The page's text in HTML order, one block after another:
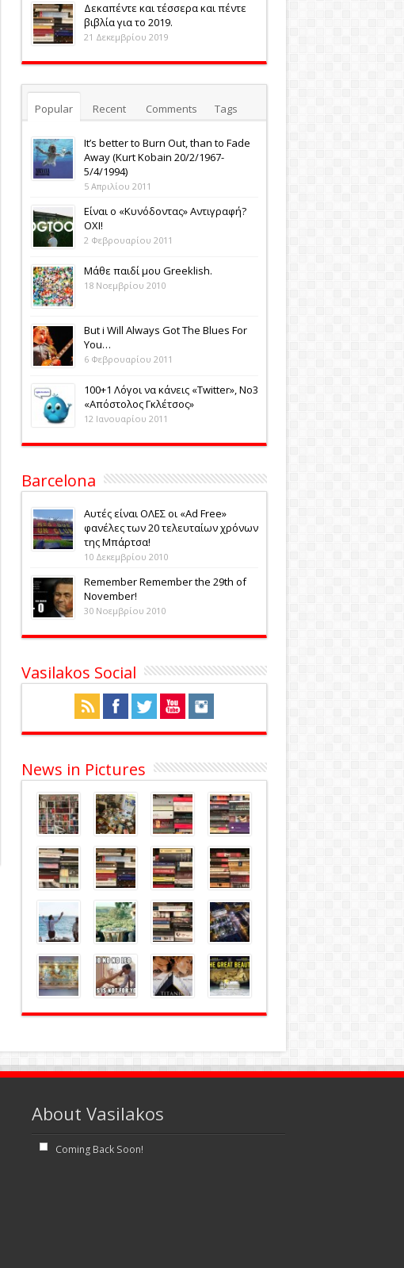
Δεκαπέντε και τέσσερα και πέντε
βιβλία για το 2019.
21 Δεκεμβρίου 2019
Popular Recent Comments Tags
It’s better to Burn Out, than to Fade
Away (Κurt Kobain 20/2/1967-
5/4/1994)
5 Απριλίου 2011
Eίναι ο «Κυνόδοντας» Αντιγραφή?
ΟΧΙ!
2 Φεβρουαρίου 2011
Μάθε παιδί μου Greeklish.
18 Νοεμβρίου 2010
Βut i Will Always Got The Blues For
You…
6 Φεβρουαρίου 2011
100+1 Λόγοι να κάνεις «Twitter», No3
«Aπόστολος Γκλέτσος»
12 Ιανουαρίου 2011
Barcelona
Αυτές είναι ΟΛΕΣ οι «Ad Free»
φανέλες των 20 τελευταίων χρόνων
της Μπάρτσα!
10 Δεκεμβρίου 2010
Remember Remember the 29th of
November!
30 Νοεμβρίου 2010
Vasilakos Social
News in Pictures
About Vasilakos
Coming Back Soon!